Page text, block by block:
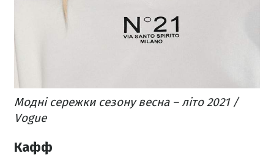
Модні сережки сезону весна – літо 2021 /
Vogue
Кафф